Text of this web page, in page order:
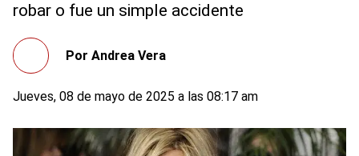
robar o fue un simple accidente
Por Andrea Vera
Jueves, 08 de mayo de 2025 a las 08:17 am